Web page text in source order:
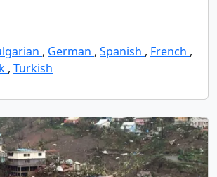
, German , Spanish , French ,
, Turkish